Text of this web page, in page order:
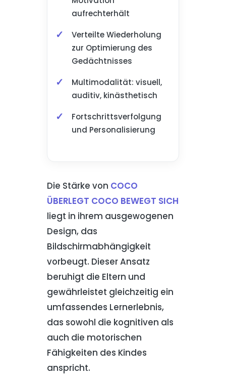
aufrechterhält
Verteilte Wiederholung
zur Optimierung des
Gedächtnisses
Multimodalität: visuell,
auditiv, kinästhetisch
Fortschrittsverfolgung
und Personalisierung
Die Stärke von COCO
ÜBERLEGT COCO BEWEGT SICH
liegt in ihrem ausgewogenen
Design, das
Bildschirmabhängigkeit
vorbeugt. Dieser Ansatz
beruhigt die Eltern und
gewährleistet gleichzeitig ein
umfassendes Lernerlebnis,
das sowohl die kognitiven als
auch die motorischen
Fähigkeiten des Kindes
anspricht.